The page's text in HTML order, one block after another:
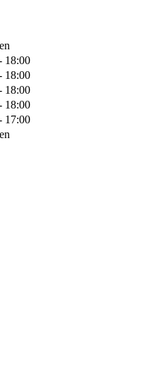
18:00
18:00
18:00
18:00
17:00